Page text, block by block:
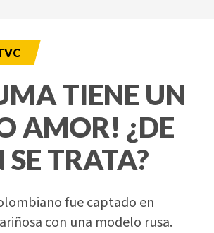
TIENE UN
AMOR! ¿DE
TRATA?
fue captado en
con una modelo rusa.